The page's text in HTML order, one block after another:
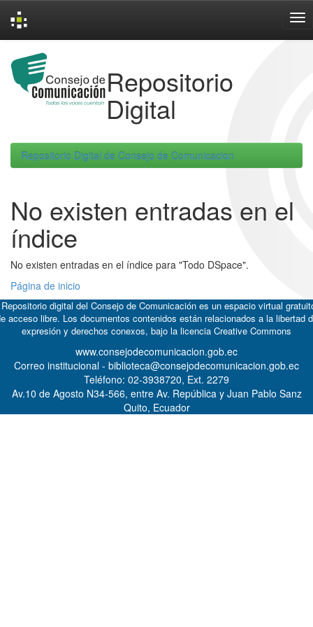
navigation
Repositorio
Digital
Repositorio Digital de Consejo de Comunicacion
No existen entradas en el
índice
No existen entradas en el índice para "Todo DSpace".
Página de inicio
digital del Consejo de Comunicación es un espacio virtual
acceso libre. Los documentos contenidos están relacionados a la libertad
expresión y derechos conexos, bajo la licencia Creative Commons
www.consejodecomunicacion.gob.ec
Correo institucional - biblioteca@consejodecomunicacion.gob.ec
Teléfono: 02-3938720, Ext. 2279
Av.10 de Agosto N34-566, entre Av. República y Juan Pablo Sanz
Quito, Ecuador